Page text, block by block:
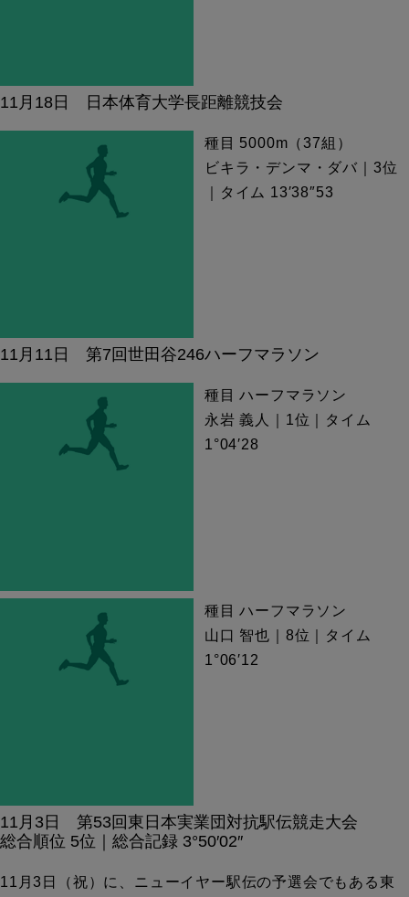
11月18日 日本体育大学長距離競技会
種目 5000m（37組）
ビキラ・デンマ・ダバ｜3位
｜タイム 13′38″53
11月11日 第7回世田谷246ハーフマラソン
種目 ハーフマラソン
永岩 義人｜1位｜タイム
1°04′28
種目 ハーフマラソン
山口 智也｜8位｜タイム
1°06′12
11月3日 第53回東日本実業団対抗駅伝競走大会
総合順位 5位｜総合記録 3°50′02″
11月3日（祝）に、ニューイヤー駅伝の予選会でもある東